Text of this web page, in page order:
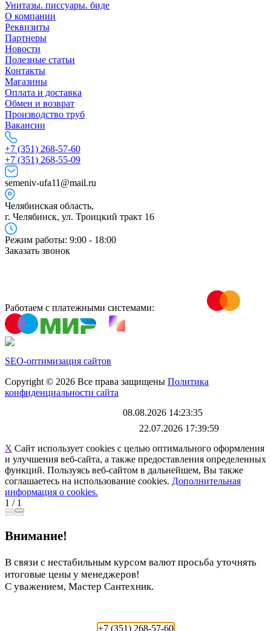
Унитазы. писсуары. биде
О компании
Реквизиты
Партнеры
Новости
Полезные статьи
Контакты
Магазины
Оплата и доставка
Обмен и возврат
Производство труб
Вакансии
+7 (351) 268-57-60
+7 (351) 268-55-09
semeniv-ufa11@mail.ru
Челябинская область,
г. Челябинск, ул. Троицкий тракт 16
Режим работы: 9:00 - 18:00
Заказать звонок
Работаем с платежными системами:
SEO-оптимизация сайтов
Copyright © 2026 Все права защищены Политика
конфиденциальности сайта
08.08.2026 14:23:35
22.07.2026 17:39:59
X Сайт использует cookies с целью оптимального оформления
и улучшения веб-сайта, а также предоставления определенных
функций. Пользуясь веб-сайтом в дальнейшем, Вы также
соглашаетесь на использование cookies. Дополнительная
информация о cookies.
1 / 1
Внимание!
В связи с нестабильным курсом валют просьба уточнять
итоговые цены у менеджеров!
С уважением, Мастер Сантехник.
+7 (351) 268-57-60